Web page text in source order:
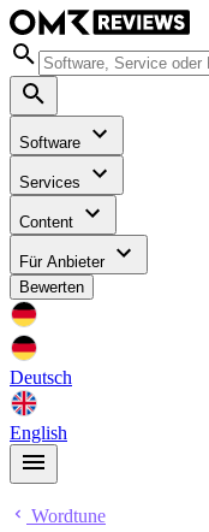
Software
Services
Content
Für Anbieter
Bewerten
Deutsch
English
Wordtune